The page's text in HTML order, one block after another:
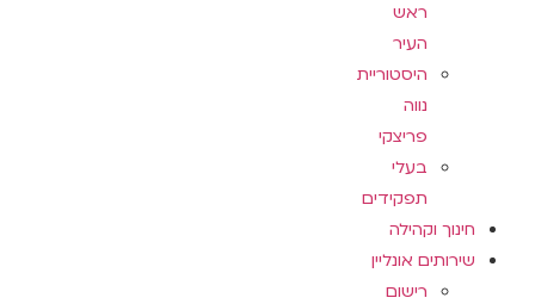
ראש
העיר
היסטוריית
נווה
פריצקי
בעלי
תפקידים
חינוך וקהילה
שירותים אונליין
רישום